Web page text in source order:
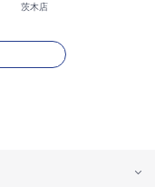
茨木店